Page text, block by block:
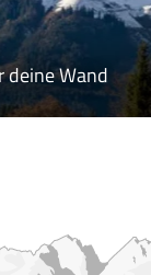
deine Wand